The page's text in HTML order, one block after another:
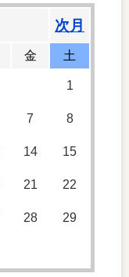
次月
金 土
1
7 8
14 15
21 22
28 29